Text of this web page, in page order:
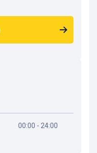
00:00 - 24:00